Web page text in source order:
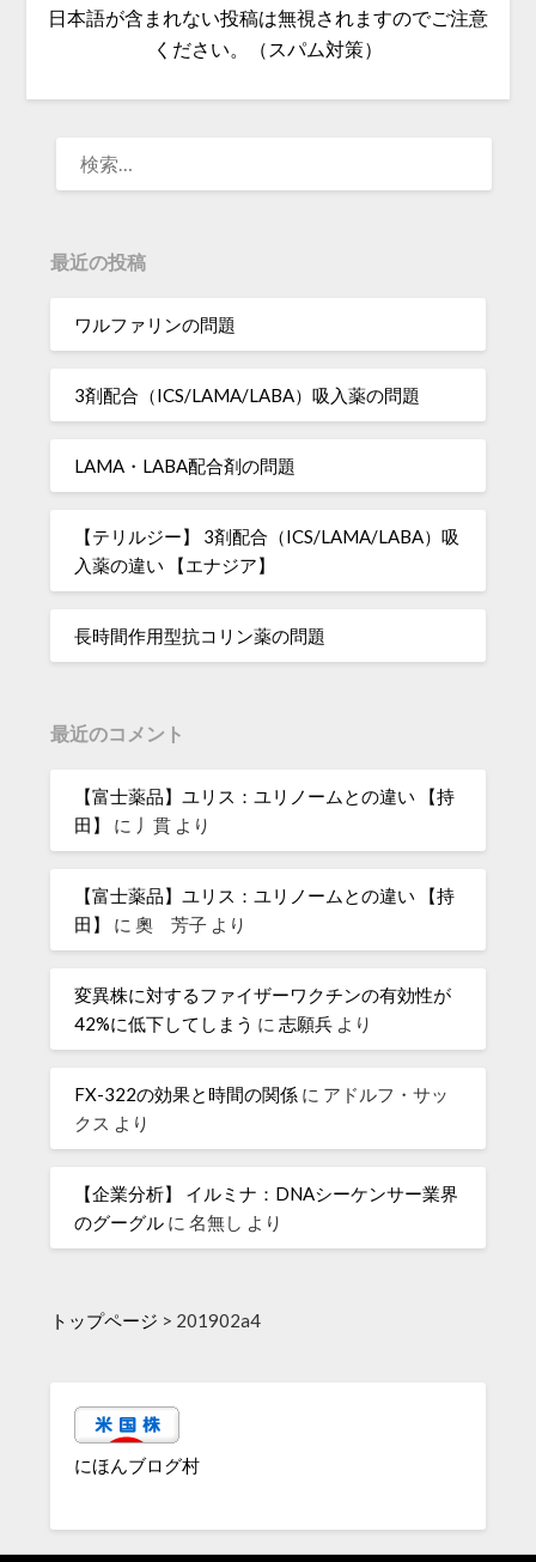
日本語が含まれない投稿は無視されますのでご注意
ください。（スパム対策）
最近の投稿
ワルファリンの問題
3剤配合（ICS/LAMA/LABA）吸入薬の問題
LAMA・LABA配合剤の問題
【テリルジー】 3剤配合（ICS/LAMA/LABA）吸
入薬の違い 【エナジア】
長時間作用型抗コリン薬の問題
最近のコメント
【富士薬品】ユリス：ユリノームとの違い 【持
田】
に 丿貫 より
【富士薬品】ユリス：ユリノームとの違い 【持
田】
に奧 芳子 より
変異株に対するファイザーワクチンの有効性が
42%に低下してしまう に志願兵 より
FX-322の効果と時間の関係 に アドルフ・サッ
クス より
【企業分析】 イルミナ：DNAシーケンサー業界
のグーグル に名無し より
トップページ > 201902a4
にほんブログ村